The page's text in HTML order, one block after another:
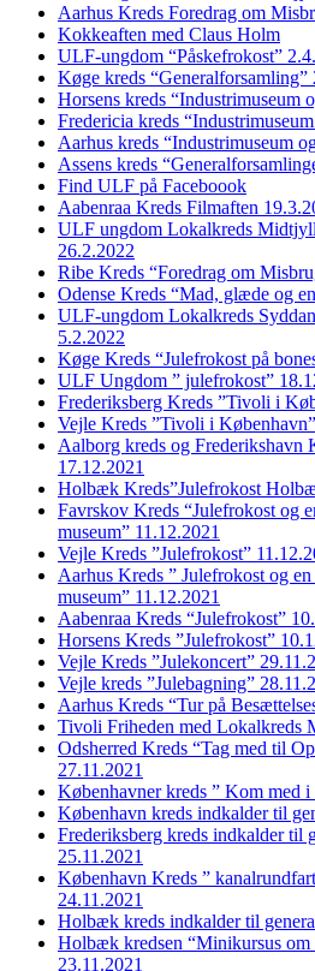
Aarhus Kreds Foredrag om
Kokkeaften med Claus Holm
ULF-ungdom “Påskefrokost”
Køge kreds “Generalforsamling”
Horsens kreds “Industrimuseum
Fredericia kreds
Aarhus kreds “Industrimuseum
Assens kreds
Find ULF på Faceboook
Aabenraa Kreds Filmaften
ULF ungdom Lokalkreds
26.2.2022
Ribe Kreds “Foredrag om
Odense Kreds “Mad, glæde og
ULF-ungdom Lokalkreds
5.2.2022
Køge Kreds “Julefrokost på
ULF Ungdom ” julefrokost”
Frederiksberg Kreds ”Tivoli i
Vejle Kreds ”Tivoli i
Aalborg kreds og Frederikshavn
17.12.2021
Holbæk Kreds”Julefrokost
Favrskov Kreds “Julefrokost og
museum” 11.12.2021
Vejle Kreds ”Julefrokost”
Aarhus Kreds ” Julefrokost og
museum” 11.12.2021
Aabenraa Kreds “Julefrokost”
Horsens Kreds ”Julefrokost”
Vejle Kreds ”Julekoncert”
Vejle kreds ”Julebagning”
Aarhus Kreds “Tur på
Tivoli Friheden med Lokalkreds
Odsherred Kreds “Tag med til
27.11.2021
Københavner kreds ” Kom med i
København kreds indkalder til
Frederiksberg kreds indkalder til
25.11.2021
København Kreds ”
24.11.2021
Holbæk kreds indkalder til
Holbæk kredsen “Minikursus
23.11.2021